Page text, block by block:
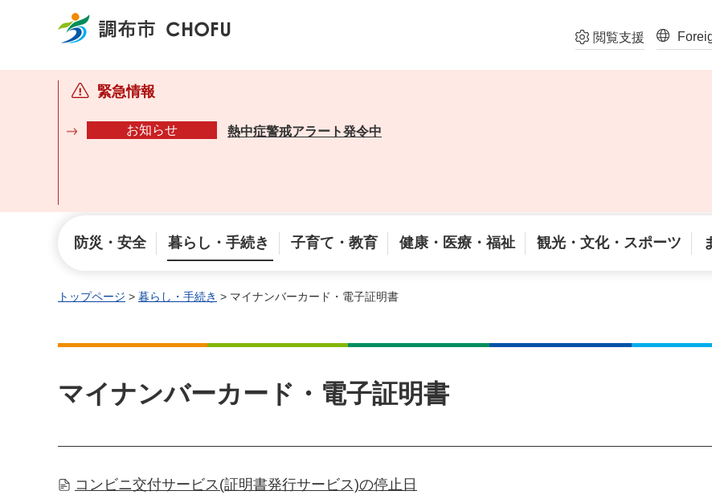
調布市 閲覧支援
緊急情報
お知らせ 熱中症警戒アラート発令中
防災・安全 暮らし・手続き 子育て・教育 健康・医療・福祉 観光・文化・スポーツ
トップページ > 暮らし・手続き > マイナンバーカード・電子証明書
マイナンバーカード・電子証明書
コンビニ交付サービス(証明書発行サービス)の停止日